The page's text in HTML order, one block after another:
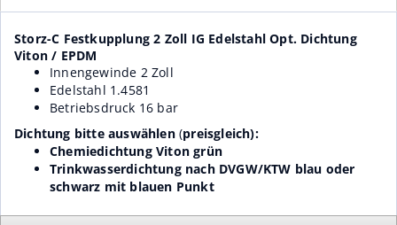
Storz-C Festkupplung 2 Zoll IG Edelstahl Opt. Dichtung
Viton / EPDM
Innengewinde 2 Zoll
Edelstahl 1.4581
Betriebsdruck 16 bar
Dichtung bitte auswählen(preisgleich):
Chemiedichtung Viton grün
Trinkwasserdichtung nach DVGW/KTW blau oder
schwarz mit blauen Punkt